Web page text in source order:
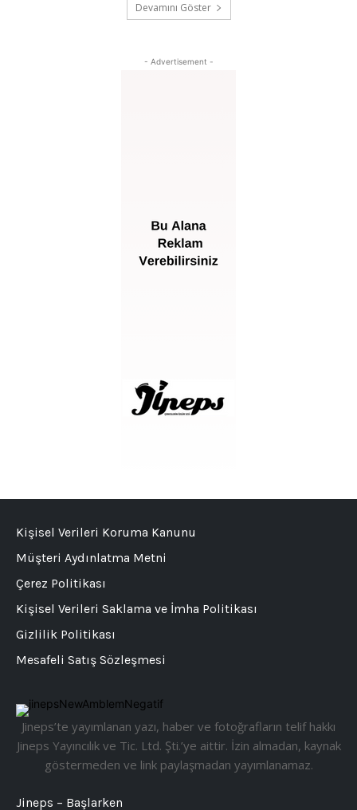
Devamını Göster
- Advertisement -
Jineps’te yayımlanan yazı, haber ve fotoğrafların telif hakkı
Jineps Yayıncılık ve Tic. Ltd. Şti.’ye aittir. İzin almadan, kaynak
göstermeden ve link paylaşmadan yayımlanamaz.
Jineps – Başlarken
Kişisel Verileri Koruma Kanunu
Müşteri Aydınlatma Metni
Çerez Politikası
Kişisel Verileri Saklama ve İmha Politikası
Gizlilik Politikası
Mesafeli Satış Sözleşmesi